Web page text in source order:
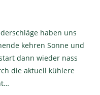
haben uns
kehren Sonne und
dann wieder nass
die aktuell kühlere